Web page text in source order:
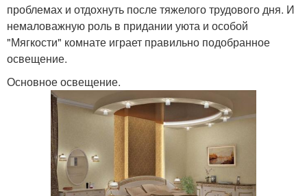
проблемах и отдохнуть после тяжелого трудового дня. И
немаловажную роль в придании уюта и особой
"Мягкости" комнате играет правильно подобранное
освещение.
Основное освещение.